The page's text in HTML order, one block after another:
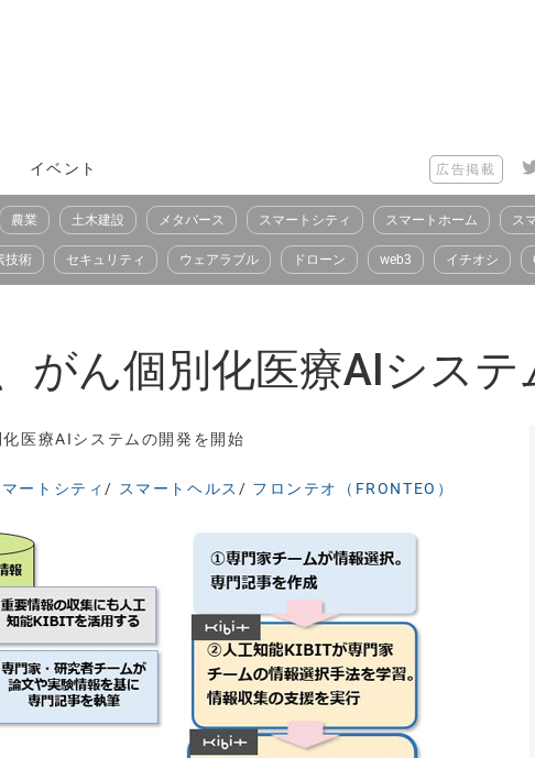
イベント 広告掲載
農業 土木建設 メタバース スマートシティ スマートホーム ス
技術 セキュリティ ウェアラブル ドローン web3 イチオシ
がん個別化医療AIシス
医療AIシステムの開発を開始
マートシティ / スマートヘルス / フロンテオ（FRONTEO）